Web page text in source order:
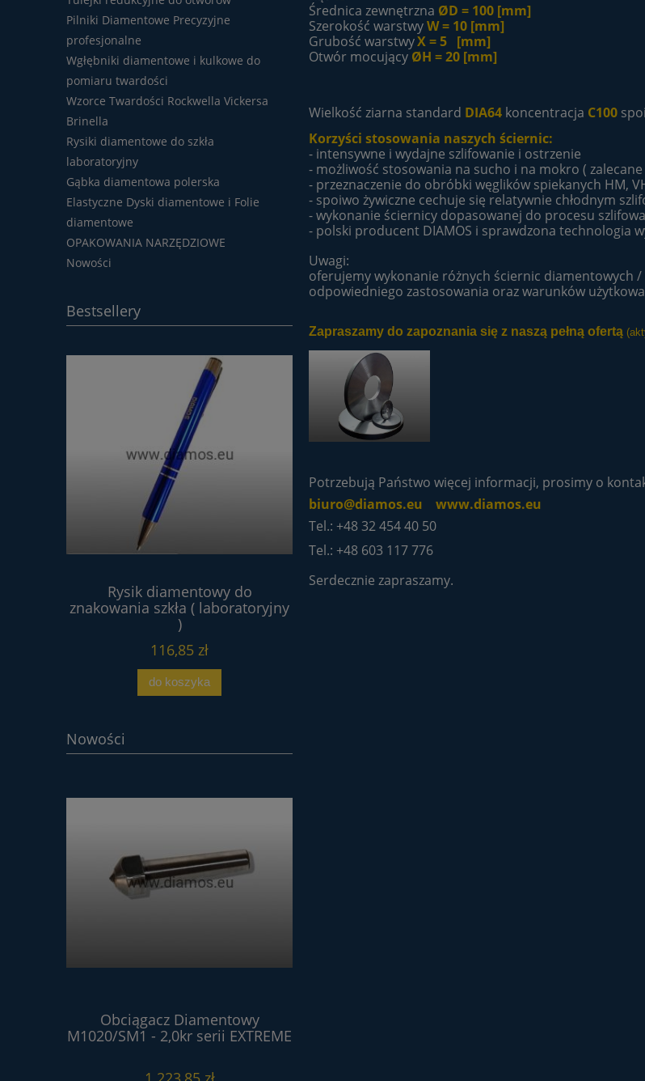
Pilniki Diamentowe Precyzyjne
profesjonalne
Wgłębniki diamentowe i kulkowe do
pomiaru twardości
Wzorce Twardości Rockwella Vickersa
Brinella
Rysiki diamentowe do szkła
laboratoryjny
Gąbka diamentowa polerska
Elastyczne Dyski diamentowe i Folie
diamentowe
OPAKOWANIA NARZĘDZIOWE
Nowości
Bestsellery
Rysik diamentowy do
znakowania szkła ( laboratoryjny
)
116,85 zł
do koszyka
Proszek zielony węglik krzemu
Nowości
Obciągacz Diamentowy
M1020/SM1 - 2,0kr serii EXTREME
Średnica zewnętrzna ØD = 100 [mm]
Szerokość warstwyW = 10 [mm]
Grubość warstwyX = 5 [mm]
Otwór mocujący ØH = 20 [mm]
Wielkość ziarna standard DIA64 koncentracja C100
Korzyści stosowania naszych ściernic:
- intensywne i wydajne szlifowanie i ostrzenie
- możliwość stosowania na sucho i na mokro (
- przeznaczenie do obróbki węglików spiekanych HM,
- spoiwo żywiczne cechuje się relatywnie chłodnym
- wykonanie ściernicy dopasowanej do procesu
- polski producent DIAMOS i sprawdzona technologia
Uwagi:
oferujemy wykonanie różnych ściernic diamentowych
odpowiedniego zastosowania oraz warunków
Zapraszamy do zapoznania się z naszą pełną ofertą
Potrzebują Państwo więcej informacji, prosimy o
biuro@diamos.eu www.diamos.eu
Tel.: +48 32 454 40 50
Tel.: +48 603 117 776
Serdecznie zapraszamy.